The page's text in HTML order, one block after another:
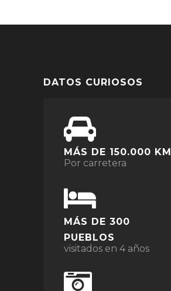
DATOS CURIOSOS
MÁS DE 150.000 KM
Por carretera
MÁS DE 300
PUEBLOS
visitados en 4 años